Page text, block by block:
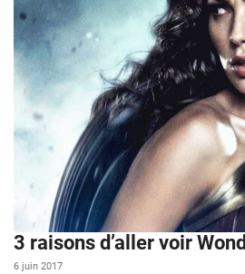
3 raisons d’aller voir
6 juin 2017